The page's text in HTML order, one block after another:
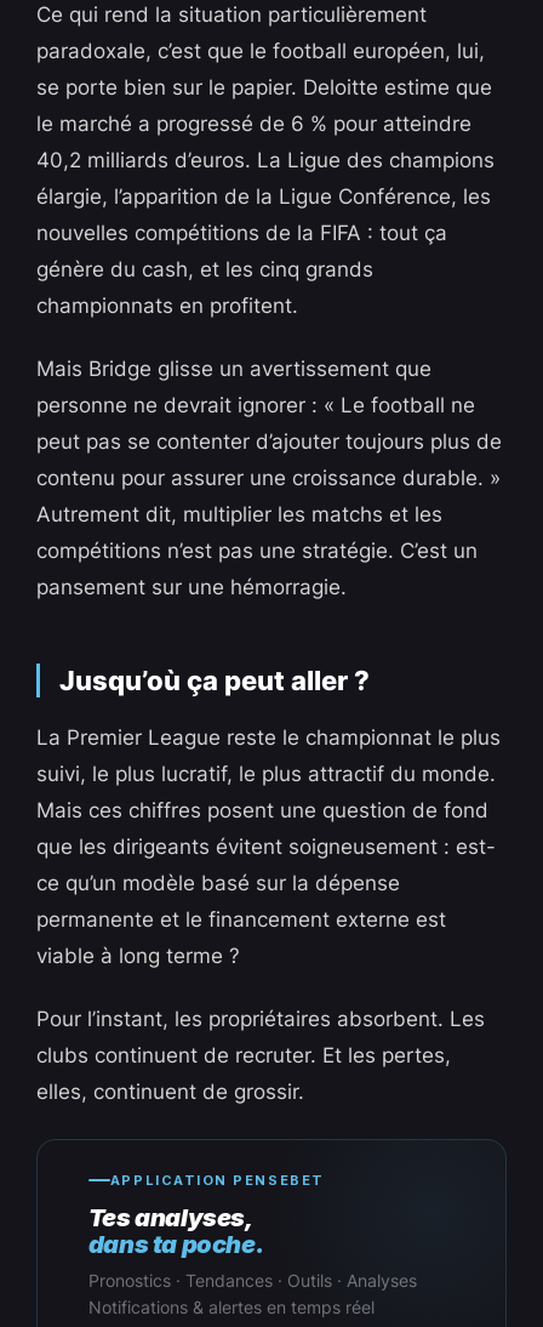
Ce qui rend la situation particulièrement
paradoxale, c’est que le football européen, lui,
se porte bien sur le papier. Deloitte estime que
le marché a progressé de 6 % pour atteindre
40,2 milliards d’euros. La Ligue des champions
élargie, l’apparition de la Ligue Conférence, les
nouvelles compétitions de la FIFA : tout ça
génère du cash, et les cinq grands
championnats en profitent.
Mais Bridge glisse un avertissement que
personne ne devrait ignorer : « Le football ne
peut pas se contenter d’ajouter toujours plus de
contenu pour assurer une croissance durable. »
Autrement dit, multiplier les matchs et les
compétitions n’est pas une stratégie. C’est un
pansement sur une hémorragie.
Jusqu’où ça peut aller ?
La Premier League reste le championnat le plus
suivi, le plus lucratif, le plus attractif du monde.
Mais ces chiffres posent une question de fond
que les dirigeants évitent soigneusement : est-
ce qu’un modèle basé sur la dépense
permanente et le financement externe est
viable à long terme ?
Pour l’instant, les propriétaires absorbent. Les
clubs continuent de recruter. Et les pertes,
elles, continuent de grossir.
APPLICATION PENSEBET
Tes analyses,
dans ta poche.
Pronostics · Tendances · Outils · Analyses
Notifications & alertes en temps réel